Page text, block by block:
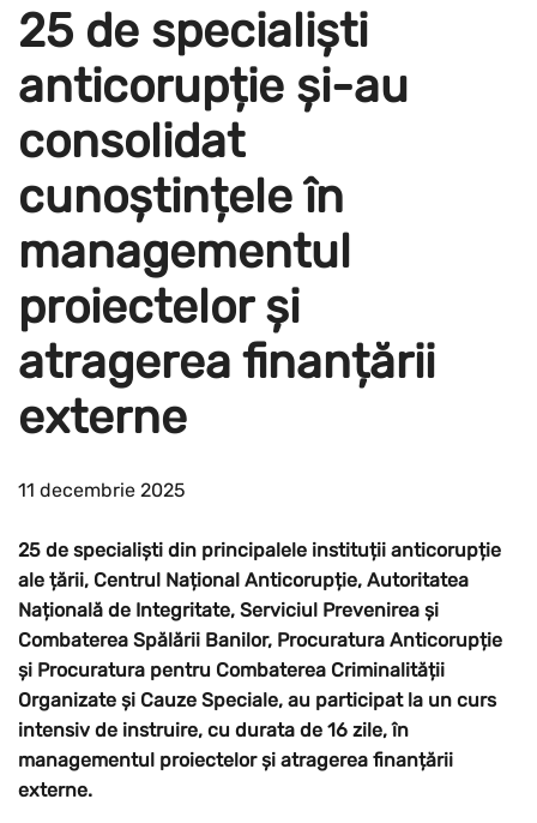
25 de specialiști
anticorupție și-au
consolidat
cunoștințele în
managementul
proiectelor și
atragerea finanțării
externe
11 decembrie 2025
25 de specialiști din principalele instituții anticorupție
ale țării, Centrul Național Anticorupție, Autoritatea
Națională de Integritate, Serviciul Prevenirea și
Combaterea Spălării Banilor, Procuratura Anticorupție
și Procuratura pentru Combaterea Criminalității
Organizate și Cauze Speciale, au participat la un curs
intensiv de instruire, cu durata de 16 zile, în
managementul proiectelor și atragerea finanțării
externe.